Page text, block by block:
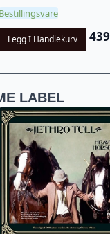
Bestillingsvare
Legg I Handlekurv 439
LABEL